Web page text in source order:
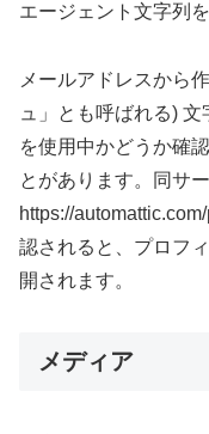
エージェント文字列
メールアドレスから
ュ」とも呼ばれる)
を使用中かどうか確
とがあります。同サ
https://
認されると、プロフ
開されます。
メディア